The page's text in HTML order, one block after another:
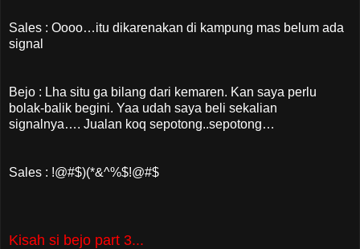
Sales : Oooo…itu dikarenakan di kampung mas belum ada
signal
Bejo : Lha situ ga bilang dari kemaren. Kan saya perlu
bolak-balik begini. Yaa udah saya beli sekalian
signalnya…. Jualan koq sepotong..sepotong…
Sales : !@#$)(*&^%$!@#$
Kisah si bejo part 3...